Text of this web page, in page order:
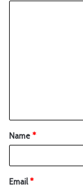
Name*
Email*